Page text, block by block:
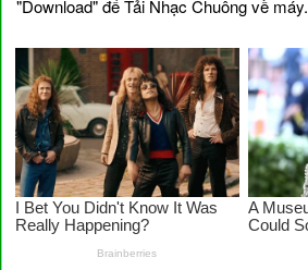
"Download" để Tải Nhạc Chuông về máy.